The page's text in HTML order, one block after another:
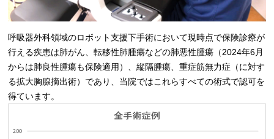
呼吸器外科領域のロボット支援下手術において現時点で保険診療が
行える疾患は肺がん、転移性肺腫瘍などの肺悪性腫瘍（2024年6月
からは肺良性腫瘍も保険適用）、縦隔腫瘍、重症筋無力症（に対す
る拡大胸腺摘出術）であり、当院ではこれらすべての術式で認可を
得ています。